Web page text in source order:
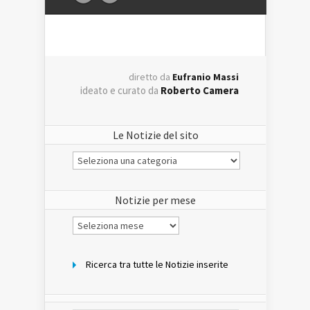
diretto da Eufranio Massi
ideato e curato da Roberto Camera
Le Notizie del sito
Le
Notizie
Notizie per mese
Notizie
per
Ricerca tra tutte le Notizie inserite